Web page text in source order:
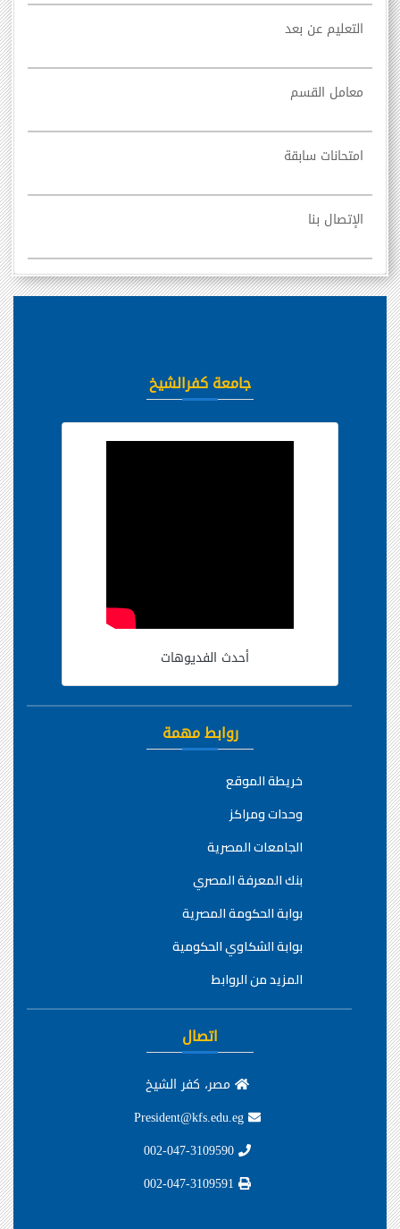
التعليم عن بعد
معامل القسم
امتحانات سابقة
الإتصال بنا
جامعة كفرالشيخ
أحدث الفديوهات
روابط مهمة
خريطة الموقع
وحدات ومراكز
الجامعات المصرية
بنك المعرفة المصري
بوابة الحكومة المصرية
بوابة الشكاوي الحكومية
المزيد من الروابط
اتصال
مصر، كفر الشيخ